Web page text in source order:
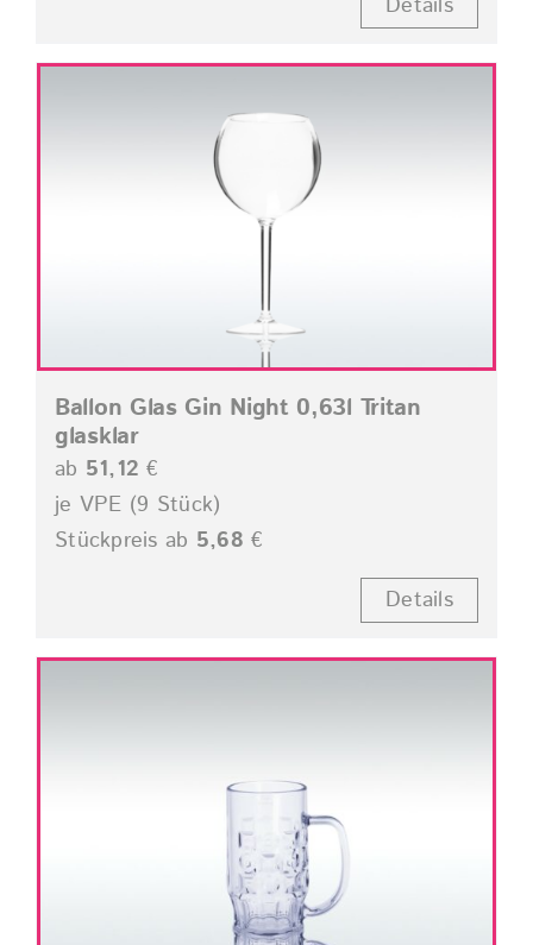
Details
Ballon Glas Gin Night 0,63l Tritan
glasklar
ab 51,12 €
je VPE (9 Stück)
Stückpreis ab 5,68 €
Details